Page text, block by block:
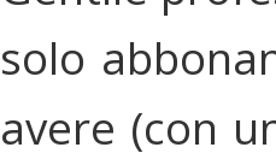
solo
avere (con